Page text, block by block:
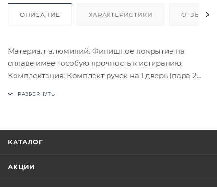
ОПИСАНИЕ ХАРАКТЕРИСТИКИ ОТЗЫВЫ
Материал: алюминий. Финишное покрытие на
сплаве имеет особую прочность к истиранию.
Комплектация: Комплект ручек на 1 дверь (пара 2
Цены на сайте не являются оптовыми и
КАТАЛОГ
АКЦИИ